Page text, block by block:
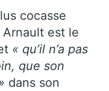
cocasse
est le
« qu’il n’a pas
que son
dans son